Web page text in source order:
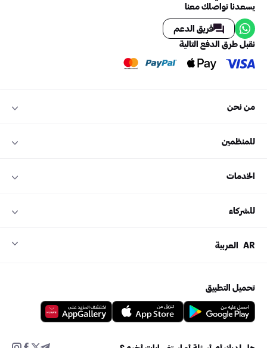
يسعدنا تواصلك معنا
فريق الدعم
نقبل طرق الدفع التالية
من نحن
للمنظمين
الخدمات
للشركاء
AR العربية
تحميل التطبيق